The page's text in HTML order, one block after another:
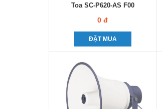
Toa SC-P620-AS F00
0 đ
ĐẶT MUA